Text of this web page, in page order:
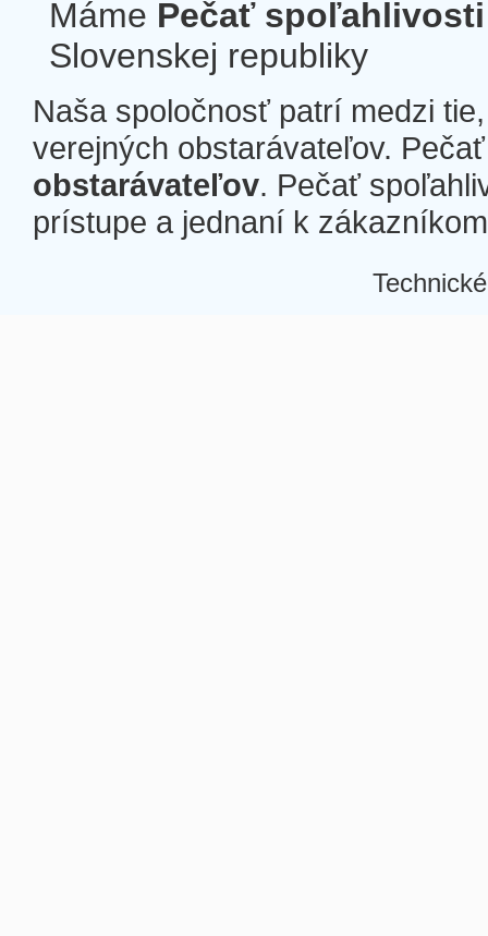
Máme Pečať spoľahlivosti
Slovenskej republiky
Naša spoločnosť patrí medzi
verejných obstarávateľov.
obstarávateľov. Pečať
prístupe a jednaní k